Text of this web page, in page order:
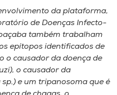
da plataforma,
de Doenças Infecto-
também trabalham
epítopos identificados de
o causador da doença de
o causador da
e um tripanosoma que é